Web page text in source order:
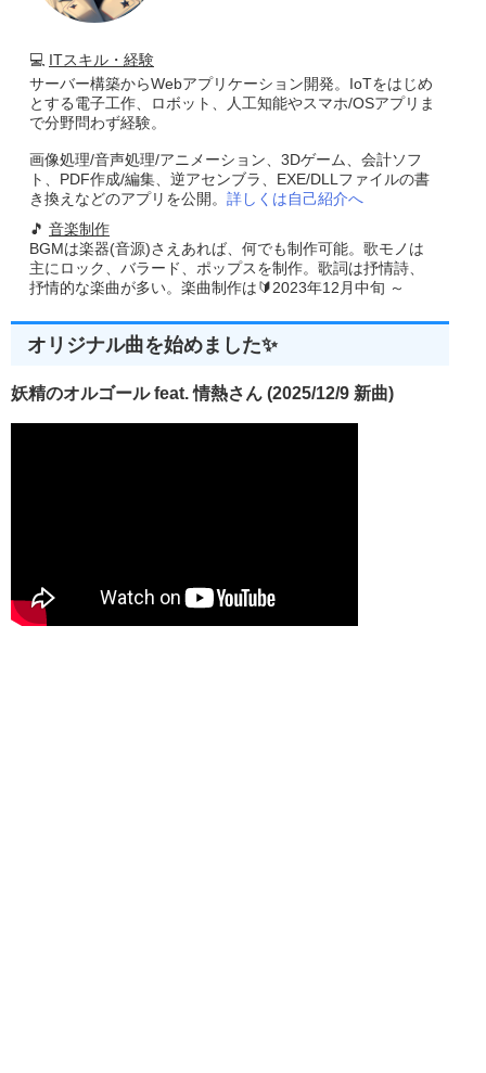
💻 ITスキル・経験
サーバー構築からWebアプリケーション開発。IoTをはじめ
とする電子工作、ロボット、人工知能やスマホ/OSアプリま
で分野問わず経験。
画像処理/音声処理/アニメーション、3Dゲーム、会計ソフ
ト、PDF作成/編集、逆アセンブラ、EXE/DLLファイルの書
き換えなどのアプリを公開。 詳しくは自己紹介へ
🎵 音楽制作
BGMは楽器(音源)さえあれば、何でも制作可能。歌モノは
主にロック、バラード、ポップスを制作。歌詞は抒情詩、
抒情的な楽曲が多い。楽曲制作は🔰2023年12月中旬 ～
オリジナル曲を始めました✨
妖精のオルゴール feat. 情熱さん (2025/12/9 新曲)